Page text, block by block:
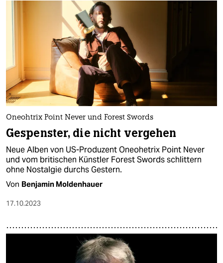
fragen & hilfe
unterstützen
genossenschaft
epaper login
Oneohtrix Point Never und Forest Swords
Gespenster, die nicht vergehen
Neue Alben von US-Produzent Oneohetrix Point Never
und vom britischen Künstler Forest Swords schlittern
ohne Nostalgie durchs Gestern.
Von Benjamin Moldenhauer
17.10.2023